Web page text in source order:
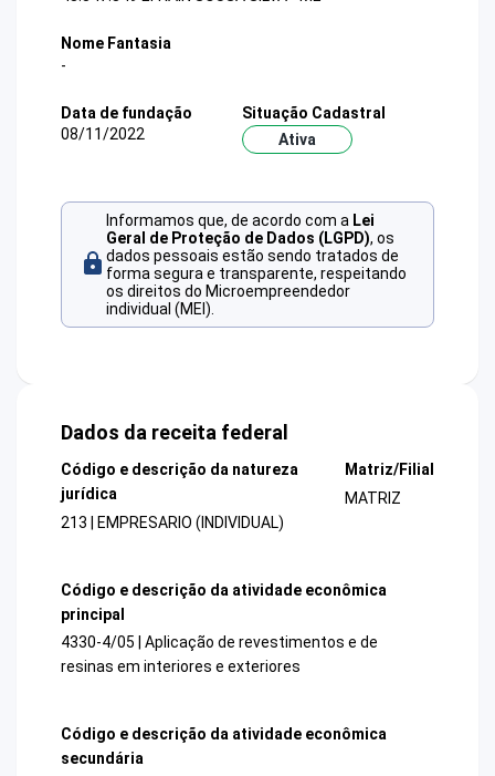
Nome Fantasia
-
Data de fundação
08/11/2022
Situação Cadastral
Ativa
Informamos que, de acordo com a Lei
Geral de Proteção de Dados (LGPD), os
dados pessoais estão sendo tratados de
forma segura e transparente, respeitando
os direitos do Microempreendedor
individual (MEI).
Dados da receita federal
Código e descrição da natureza
jurídica
213 | EMPRESARIO (INDIVIDUAL)
Matriz/Filial
MATRIZ
Código e descrição da atividade econômica
principal
4330-4/05 | Aplicação de revestimentos e de
resinas em interiores e exteriores
Código e descrição da atividade econômica
secundária